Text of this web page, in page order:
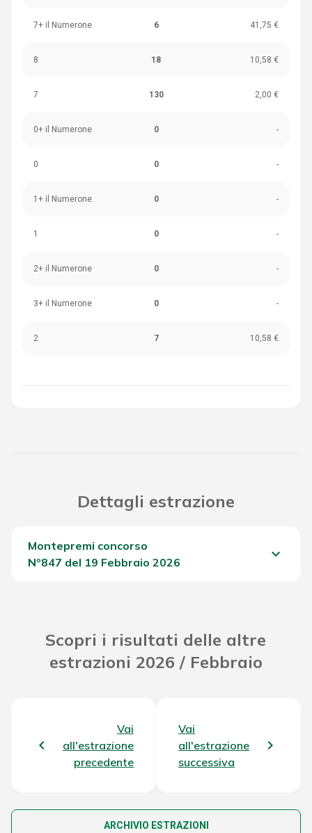
7+ il Numerone 6 41,75 €
8 18 10,58 €
7 130 2,00 €
0+ il Numerone 0 -
0 0 -
1+ il Numerone 0 -
1 0 -
2+ il Numerone 0 -
3+ il Numerone 0 -
2 7 10,58 €
Dettagli estrazione
Montepremi concorso
Nº847 del 19 Febbraio 2026
keyboard_arrow_down
Scopri i risultati delle altre
estrazioni 2026 / Febbraio
Vai
all'estrazione
precedente
Vai
all'estrazione
successiva
ARCHIVIO ESTRAZIONI